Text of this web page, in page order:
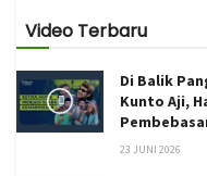
Video Terbaru
Di Balik
Kunto Aji,
23 JUNI 2026